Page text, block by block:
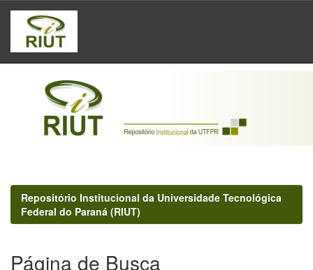
Skip
navigation
Repositório Institucional da Universidade Tecnológica
Federal do Paraná (RIUT)
Página de Busca